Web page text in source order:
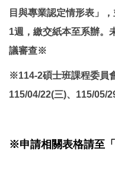
目與專業認定情形表」
1週 ，繳交紙本至系辦
議審查※
※114-2碩士班課程委員
115/04/22(三)、115/05/
※申請相關表格請至「